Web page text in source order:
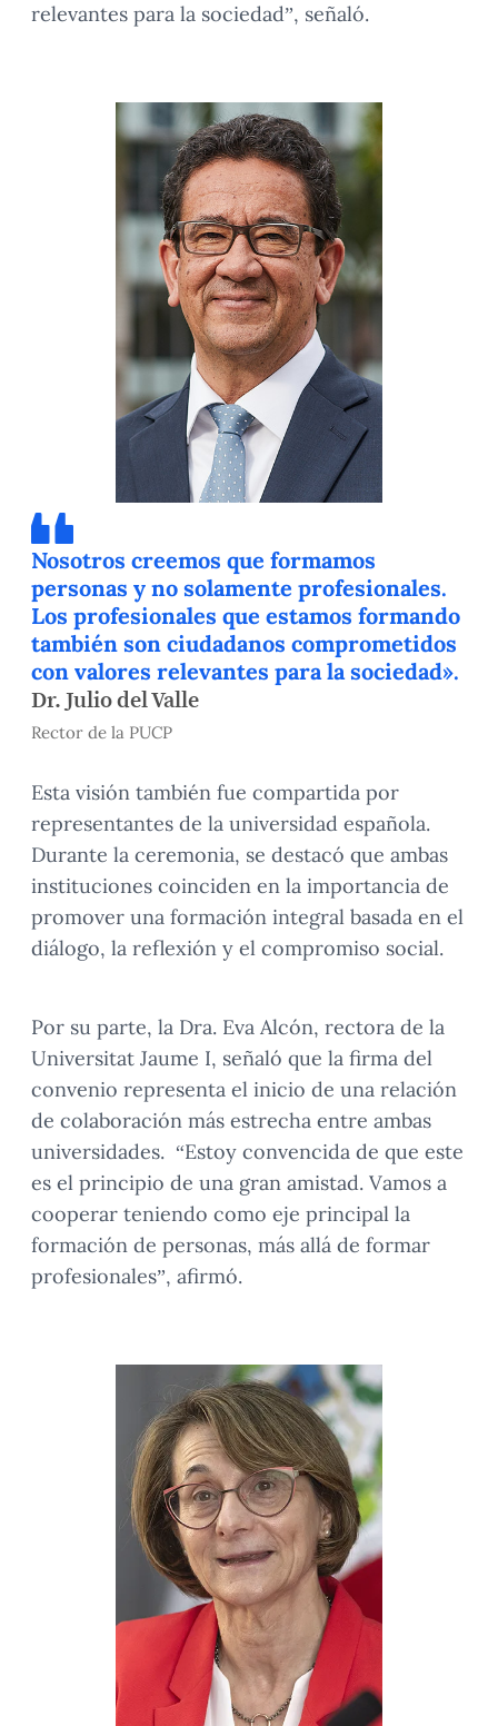
relevantes para la sociedad”, señaló.
Nosotros creemos que formamos
personas y no solamente profesionales.
Los profesionales que estamos formando
también son ciudadanos comprometidos
con valores relevantes para la sociedad».
Dr. Julio del Valle
Rector de la PUCP
Esta visión también fue compartida por
representantes de la universidad española.
Durante la ceremonia, se destacó que ambas
instituciones coinciden en la importancia de
promover una formación integral basada en el
diálogo, la reflexión y el compromiso social.
Por su parte, la Dra. Eva Alcón, rectora de la
Universitat Jaume I, señaló que la firma del
convenio representa el inicio de una relación
de colaboración más estrecha entre ambas
universidades. “Estoy convencida de que este
es el principio de una gran amistad. Vamos a
cooperar teniendo como eje principal la
formación de personas, más allá de formar
profesionales”, afirmó.